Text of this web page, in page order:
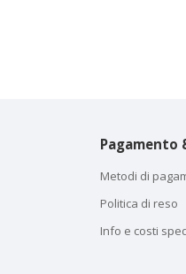
Pagamento
Metodi di
Politica di reso
Info e costi